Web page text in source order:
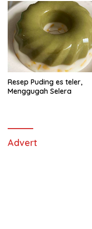
Resep Puding es teler,
Menggugah Selera
Advert